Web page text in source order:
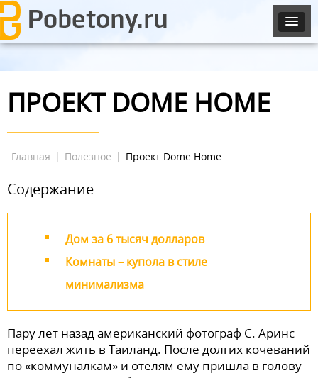
ПРОЕКТ DOME HOME
Главная | Полезное | Проект Dome Home
Содержание
Дом за 6 тысяч долларов
Комнаты – купола в стиле
минимализма
Пару лет назад американский фотограф С. Аринс
переехал жить в Таиланд. После долгих кочеваний
по «коммуналкам» и отелям ему пришла в голову